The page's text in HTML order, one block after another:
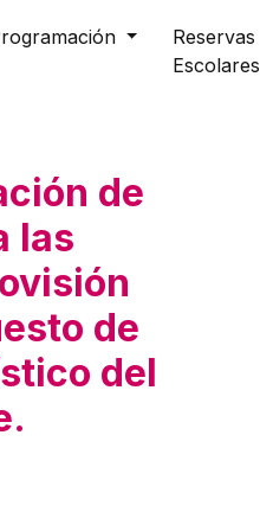
Reservas
Escolares
de
las
de
del